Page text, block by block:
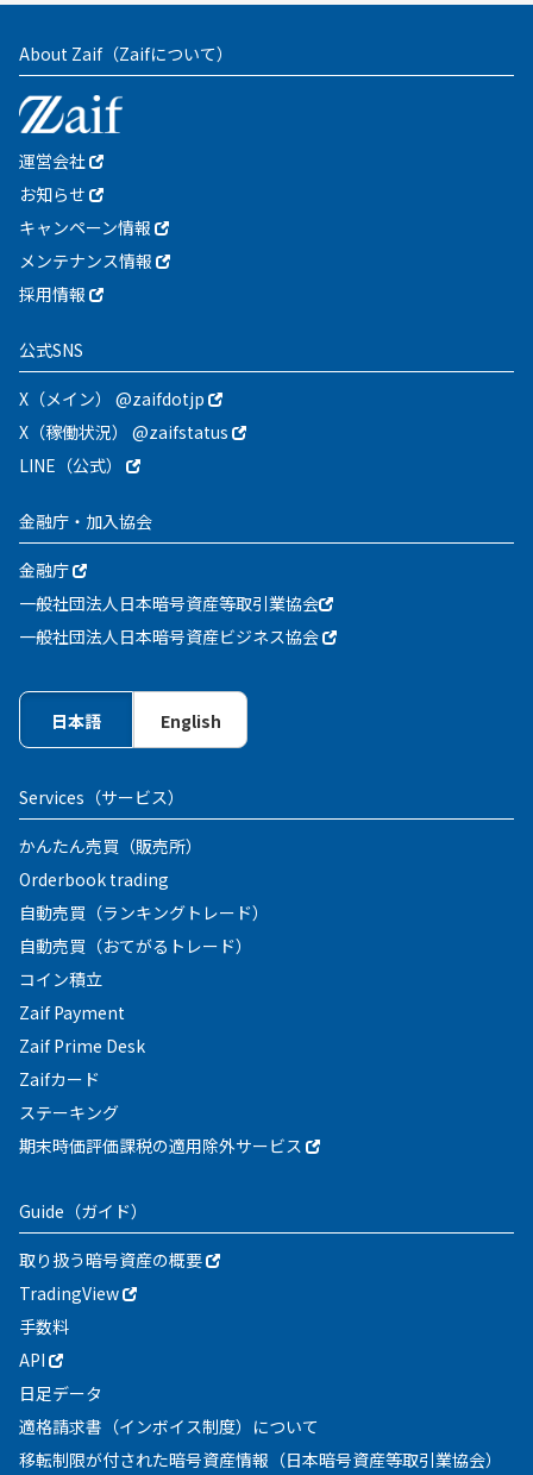
About Zaif（Zaifについて）
運営会社
お知らせ
キャンペーン情報
メンテナンス情報
採用情報
公式SNS
X（メイン） @zaifdotjp
X（稼働状況） @zaifstatus
LINE（公式）
金融庁・加入協会
金融庁
一般社団法人日本暗号資産等取引業協会
一般社団法人日本暗号資産ビジネス協会
日本語 English
Services （サービス）
かんたん売買（販売所）
Orderbook trading
自動売買（ランキングトレード）
自動売買（おてがるトレード）
コイン積立
Zaif Payment
Zaif Prime Desk
Zaifカード
ステーキング
期末時価評価課税の適用除外サービス
Guide （ガイド）
取り扱う暗号資産の概要
TradingView
手数料
API
日足データ
適格請求書（インボイス制度）について
移転制限が付された暗号資産情報（日本暗号資産等取引業協会）